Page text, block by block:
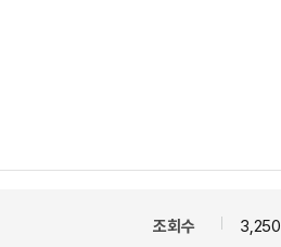
조회수 3,250